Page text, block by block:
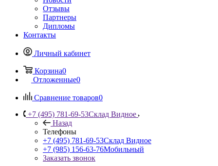
Отзывы
Партнеры
Дипломы
Контакты
Личный кабинет
Корзина0
Отложенные0
Сравнение товаров0
+7 (495) 781-69-53Склад Видное
Назад
Телефоны
+7 (495) 781-69-53Склад Видное
+7 (985) 156-63-76Мобильный
Заказать звонок